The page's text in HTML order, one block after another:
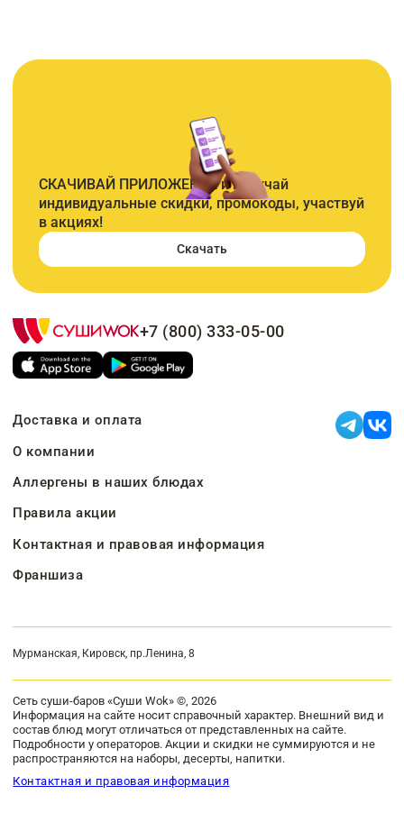
СКАЧИВАЙ ПРИЛОЖЕНИЕ и получай
индивидуальные скидки, промокоды, участвуй
в акциях!
Скачать
+7 (800) 333-05-00
Доставка и оплата
О компании
Аллергены в наших блюдах
Правила акции
Контактная и правовая информация
Франшиза
Мурманская, Кировск, пр.Ленина, 8
Сеть суши-баров «Суши Wok» ©, 2026
Информация на сайте носит справочный характер. Внешний вид и
состав блюд могут отличаться от представленных на сайте.
Подробности у операторов. Акции и скидки не суммируются и не
распространяются на наборы, десерты, напитки.
Контактная и правовая информация